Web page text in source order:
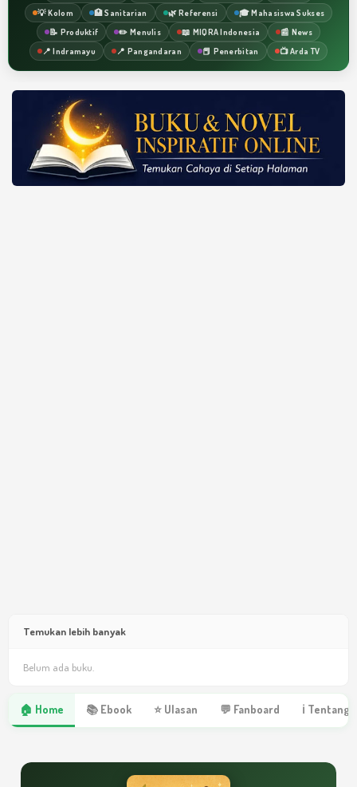
💡 Kolom
🏥 Sanitarian 🌿 Referensi
🎓 Mahasiswa Sukses
📝 Produktif
✏️ Menulis 📖 MIQRA Indonesia
📰 News
📍 Indramayu
📍 Pangandaran 📕 Penerbitan 📺 Arda TV
Temukan lebih banyak
Belum ada buku.
🏠 Home 📚 Ebook ⭐ Ulasan 💬 Fanboard ℹ Tentang